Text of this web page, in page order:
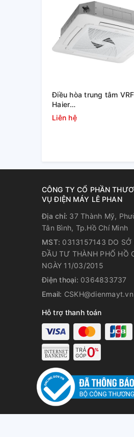
Làm lạnh
Điều hoà Nagakawa âm
dễ chịu. Độc đáo hơn
Ngoài ra, máy còn có
căn phòng của Bạn.
Với công suất điều hòa
vời cho phòng có diện
Tích hợp
Điều hòa âm trần 1
Điều hòa trung tâm
Haier
AU10NFNERA/
(10.0 HP)
Liên hệ
CÔNG TY CỔ PHẦN
VỤ ĐIỆN MÁY LÊ PHAN
Địa chỉ: 37 Thành Mỹ,
Tân Bình, Tp.Hồ Chí Minh
MST: 0313157143 DO SỞ
ĐẦU TƯ THÀNH PHỐ HỒ
NGÀY 11/03/2015
Điện thoại: 0364833737
Email: CSKH@dienmayt.vn
Hỗ trợ thanh toán